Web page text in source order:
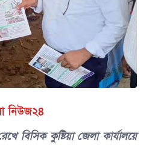
নিউজ২৪
বিসিক কুষ্টিয়া জেলা কার্যালয়ে